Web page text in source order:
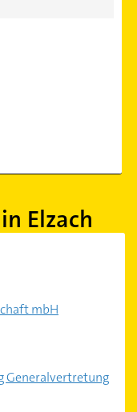
Elzach
mbH
Generalvertretung